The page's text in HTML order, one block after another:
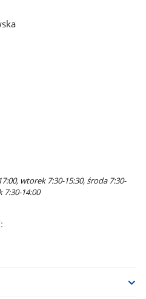
wtorek 7:30-15:30, środa 7:30-
7:30-14:00